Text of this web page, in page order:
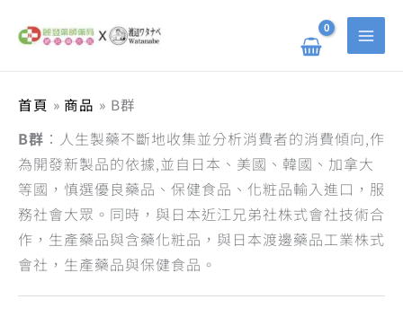
首頁
商品 B群
B群 ：人生製藥不斷地收集並分析消費者的消費傾向,作
為開發新製品的依據,並自日本、美國、韓國、加拿大
等國，慎選優良藥品、保健食品、化粧品輸入進口，服
務社會大眾。同時，與日本近江兄弟社株式會社技術合
作，生產藥品與含藥化粧品，與日本渡邊藥品工業株式
會社，生產藥品與保健食品。
銷
度
尋
鍵